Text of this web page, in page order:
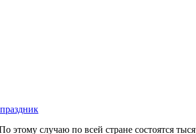
этому случаю по всей стране состоятся